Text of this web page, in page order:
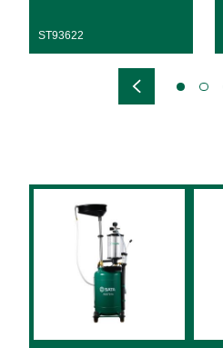
ST93622